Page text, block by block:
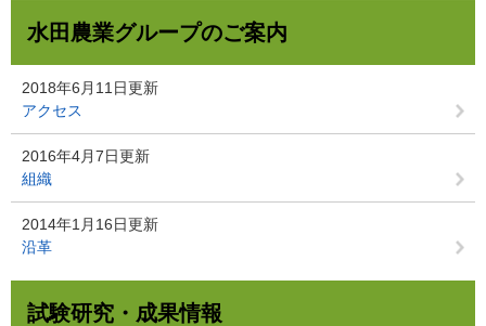
水田農業グループのご案内
2018年6月11日更新
アクセス
2016年4月7日更新
組織
2014年1月16日更新
沿革
試験研究・成果情報